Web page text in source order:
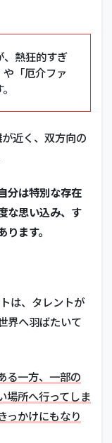
、熱狂的すぎ
「厄介ファ
近く、双方向の
分は特別な存在
な思い込み、す
ます。
は、タレントが
界へ羽ばたいて
る一方、一部の
場所へ行ってしま
っかけにもなり